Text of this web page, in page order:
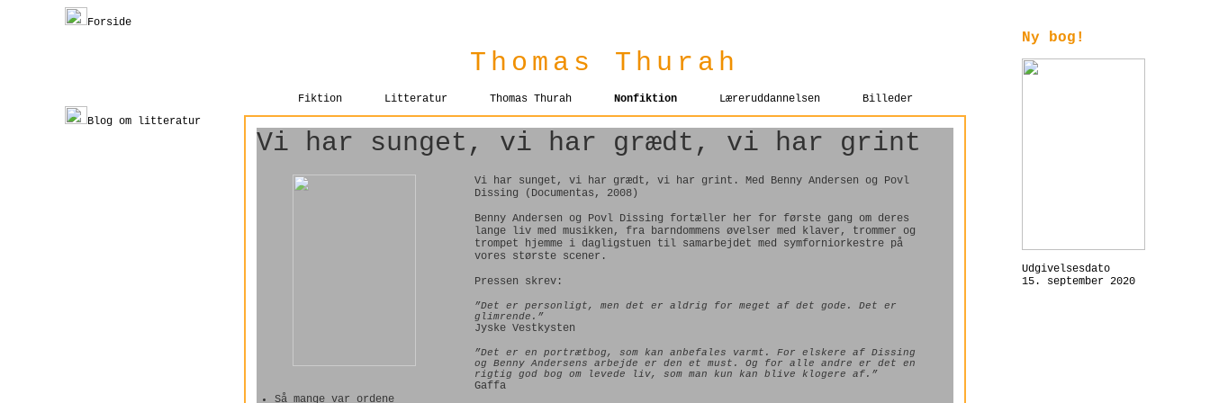
Forside
Ny bog!
Udgivelsesdato
15. september 2020
Thomas Thurah
Fiktion Litteratur Thomas Thurah Nonfiktion Læreruddannelsen
Billeder
Blog om litteratur
Vi har sunget, vi har grædt, vi har grint
Vi har sunget, vi har grædt, vi har grint. Med Benny Andersen og Povl
Dissing (Documentas, 2008)
Benny Andersen og Povl Dissing fortæller her for første gang om deres
lange liv med musikken, fra barndommens øvelser med klaver, trommer og
trompet hjemme i dagligstuen til samarbejdet med symforniorkestre på
vores største scener.
Pressen skrev:
”Det er personligt, men det er aldrig for meget af det gode. Det er
glimrende.”
Jyske Vestkysten
”Det er en portrætbog, som kan anbefales varmt. For elskere af Dissing
og Benny Andersens arbejde er den et must. Og for alle andre er det en
rigtig god bog om levede liv, som man kun kan blive klogere af.”
Gaffa
Så mange var ordene